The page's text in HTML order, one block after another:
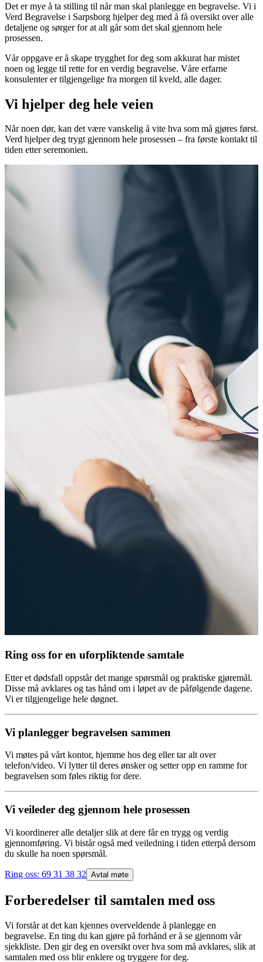
Det er mye å ta stilling til når man skal planlegge en begravelse. Vi i
Verd Begravelse i Sarpsborg hjelper deg med å få oversikt over alle
detaljene og sørger for at alt går som det skal gjennom hele
prosessen.
Vår oppgave er å skape trygghet for deg som akkurat har mistet
noen og legge til rette for en verdig begravelse. Våre erfarne
konsulenter er tilgjengelige fra morgen til kveld, alle dager.
Vi hjelper deg hele veien
Når noen dør, kan det være vanskelig å vite hva som må gjøres først.
Verd hjelper deg trygt gjennom hele prosessen – fra første kontakt til
tiden etter seremonien.
Ring oss for en uforpliktende samtale
Etter et dødsfall oppstår det mange spørsmål og praktiske gjøremål.
Disse må avklares og tas hånd om i løpet av de påfølgende dagene.
Vi er tilgjengelige hele døgnet.
Vi planlegger begravelsen sammen
Vi møtes på vårt kontor, hjemme hos deg eller tar alt over
telefon/video. Vi lytter til deres ønsker og setter opp en ramme for
begravelsen som føles riktig for dere.
Vi veileder deg gjennom hele prosessen
Vi koordinerer alle detaljer slik at dere får en trygg og verdig
gjennomføring. Vi bistår også med veiledning i tiden etterpå dersom
du skulle ha noen spørsmål.
Ring oss: 69 31 38 32 Avtal møte
Forberedelser til samtalen med oss
Vi forstår at det kan kjennes overveldende å planlegge en
begravelse. En ting du kan gjøre på forhånd er å se gjennom vår
sjekkliste. Den gir deg en oversikt over hva som må avklares, slik at
samtalen med oss blir enklere og tryggere for deg.